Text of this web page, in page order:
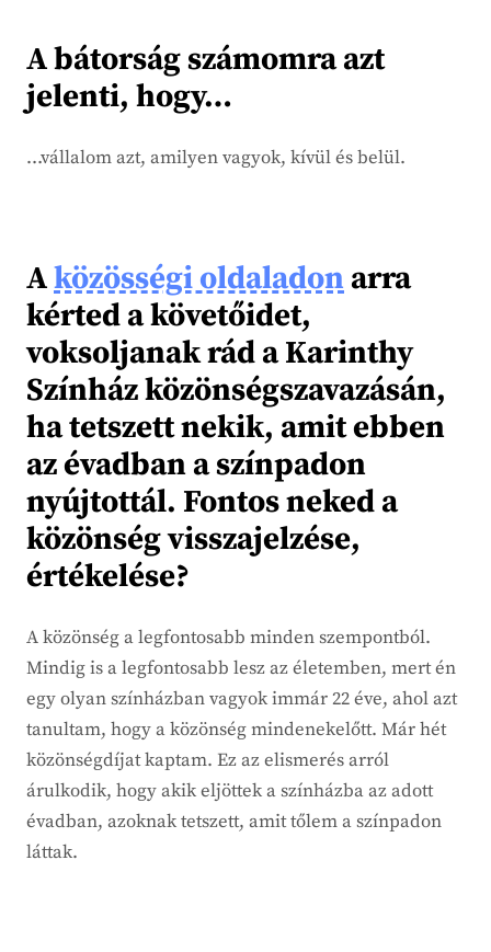
A bátorság számomra azt
jelenti, hogy…
…vállalom azt, amilyen vagyok, kívül és belül.
Aközösségi oldaladonarra
kérted a követőidet,
voksoljanak rád a Karinthy
Színház közönségszavazásán,
ha tetszett nekik, amit ebben
az évadban a színpadon
nyújtottál. Fontos neked a
közönség visszajelzése,
értékelése?
A közönség a legfontosabb minden szempontból.
Mindig is a legfontosabb lesz az életemben, mert én
egy olyan színházban vagyok immár 22 éve, ahol azt
tanultam, hogy a közönség mindenekelőtt. Már hét
közönségdíjat kaptam. Ez az elismerés arról
árulkodik, hogy akik eljöttek a színházba az adott
évadban, azoknak tetszett, amit tőlem a színpadon
láttak.